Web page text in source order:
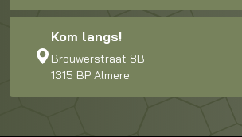
Kom langs!
Brouwerstraat 8B
1315 BP Almere